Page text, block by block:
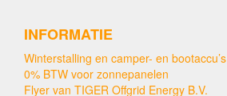
INFORMATIE
Winterstalling en camper- en bootaccu’s
0% BTW voor zonnepanelen
Flyer van TIGER Offgrid Energy B.V.